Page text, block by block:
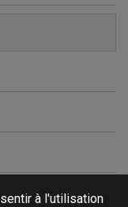
à l'utilisation